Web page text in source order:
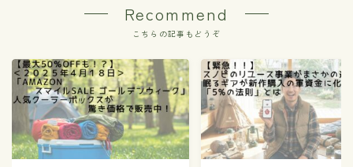
Recommend
こちらの記事もどうぞ